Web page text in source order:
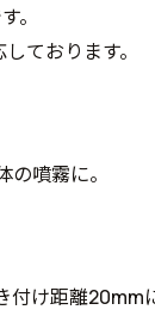
。
ております。
噴霧に。
け距離20mm